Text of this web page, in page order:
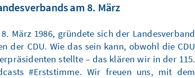
am 8. März
März 1986, gründete sich der Landesverband
der CDU. Wie das sein kann, obwohl die CDU
stellte – das klären wir in der 115.
#Erststimme. Wir freuen uns, mit dem